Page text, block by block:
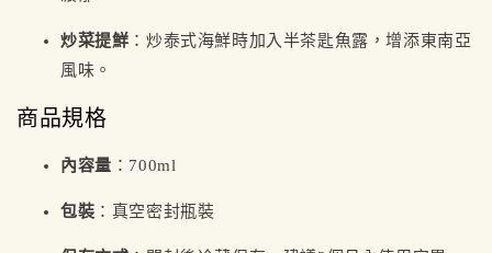
炒菜提鮮 ：炒泰式海鮮時加入半茶匙魚露，增添東南亞
風味。
商品規格
內容量 ：700ml
包裝 ：真空密封瓶裝